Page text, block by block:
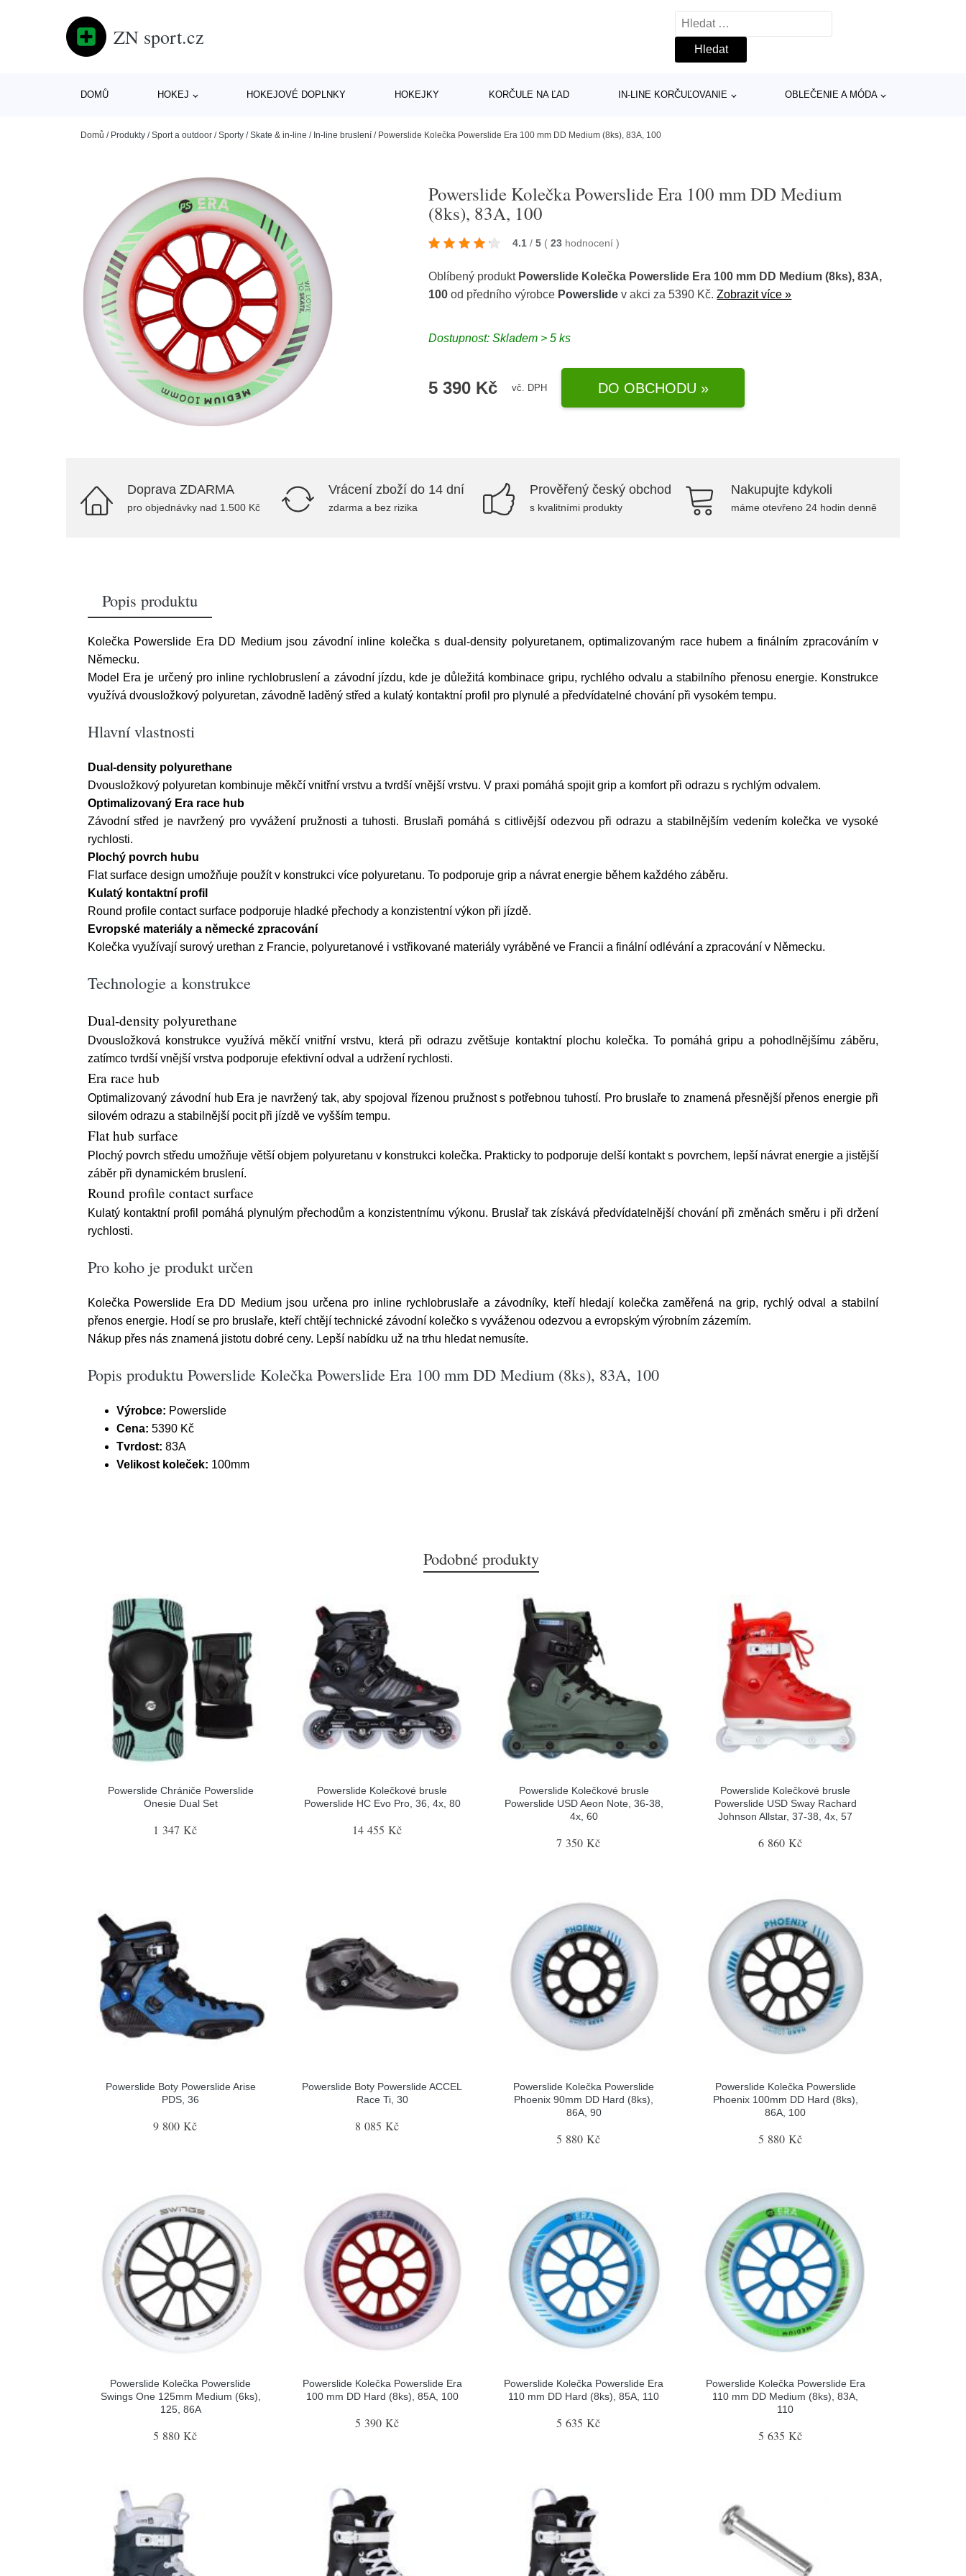
ZN sport.cz
Vyhledávání
DOMŮ HOKEJ HOKEJOVÉ DOPLNKY HOKEJKY KORČULE NA ĽAD IN-LINE KORČUĽOVANIE OBLEČENIE A MÓDA
Domů / Produkty /Sport a outdoor /Sporty /Skate & in-line / In-line bruslení / Powerslide Kolečka Powerslide Era 100 mm DD Medium (8ks), 83A, 100
Powerslide Kolečka Powerslide Era 100 mm DD Medium
(8ks), 83A, 100
4.1 / 5 ( 23 hodnocení)
Oblíbený produkt Powerslide Kolečka Powerslide Era 100 mm DD Medium (8ks), 83A,
100 od předního výrobce Powerslide v akci za 5390 Kč.Zobrazit více »
Dostupnost: Skladem > 5 ks
5 390 Kč vč. DPH DO OBCHODU »
Doprava ZDARMA
pro objednávky nad 1.500 Kč
Vrácení zboží do 14 dní
zdarma a bez rizika
Prověřený český obchod
s kvalitními produkty
Nakupujte kdykoli
máme otevřeno 24 hodin denně
Popis produktu
Kolečka Powerslide Era DD Medium jsou závodní inline kolečka s dual-density polyuretanem, optimalizovaným race hubem a finálním zpracováním v
Německu.
Model Era je určený pro inline rychlobruslení a závodní jízdu, kde je důležitá kombinace gripu, rychlého odvalu a stabilního přenosu energie. Konstrukce
využívá dvousložkový polyuretan, závodně laděný střed a kulatý kontaktní profil pro plynulé a předvídatelné chování při vysokém tempu.
Hlavní vlastnosti
Dual-density polyurethane
Dvousložkový polyuretan kombinuje měkčí vnitřní vrstvu a tvrdší vnější vrstvu. V praxi pomáhá spojit grip a komfort při odrazu s rychlým odvalem.
Optimalizovaný Era race hub
Závodní střed je navržený pro vyvážení pružnosti a tuhosti. Bruslaři pomáhá s citlivější odezvou při odrazu a stabilnějším vedením kolečka ve vysoké
rychlosti.
Plochý povrch hubu
Flat surface design umožňuje použít v konstrukci více polyuretanu. To podporuje grip a návrat energie během každého záběru.
Kulatý kontaktní profil
Round profile contact surface podporuje hladké přechody a konzistentní výkon při jízdě.
Evropské materiály a německé zpracování
Kolečka využívají surový urethan z Francie, polyuretanové i vstřikované materiály vyráběné ve Francii a finální odlévání a zpracování v Německu.
Technologie a konstrukce
Dual-density polyurethane
Dvousložková konstrukce využívá měkčí vnitřní vrstvu, která při odrazu zvětšuje kontaktní plochu kolečka. To pomáhá gripu a pohodlnějšímu záběru,
zatímco tvrdší vnější vrstva podporuje efektivní odval a udržení rychlosti.
Era race hub
Optimalizovaný závodní hub Era je navržený tak, aby spojoval řízenou pružnost s potřebnou tuhostí. Pro bruslaře to znamená přesnější přenos energie při
silovém odrazu a stabilnější pocit při jízdě ve vyšším tempu.
Flat hub surface
Plochý povrch středu umožňuje větší objem polyuretanu v konstrukci kolečka. Prakticky to podporuje delší kontakt s povrchem, lepší návrat energie a jistější
záběr při dynamickém bruslení.
Round profile contact surface
Kulatý kontaktní profil pomáhá plynulým přechodům a konzistentnímu výkonu. Bruslař tak získává předvídatelnější chování při změnách směru i při držení
rychlosti.
Pro koho je produkt určen
Kolečka Powerslide Era DD Medium jsou určena pro inline rychlobruslaře a závodníky, kteří hledají kolečka zaměřená na grip, rychlý odval a stabilní
přenos energie. Hodí se pro bruslaře, kteří chtějí technické závodní kolečko s vyváženou odezvou a evropským výrobním zázemím.
Nákup přes nás znamená jistotu dobré ceny. Lepší nabídku už na trhu hledat nemusíte.
Popis produktu Powerslide Kolečka Powerslide Era 100 mm DD Medium (8ks), 83A, 100
Výrobce: Powerslide
Cena: 5390 Kč
Tvrdost: 83A
Velikost koleček: 100mm
Podobné produkty
Powerslide Chrániče Powerslide
Onesie Dual Set
1 347 Kč
Powerslide Kolečkové brusle
Powerslide HC Evo Pro, 36, 4x, 80
14 455 Kč
Powerslide Kolečkové brusle
Powerslide USD Aeon Note, 36-38,
4x, 60
7 350 Kč
Powerslide Kolečkové brusle
Powerslide USD Sway Rachard
Johnson Allstar, 37-38, 4x, 57
6 860 Kč
Powerslide Boty Powerslide Arise
PDS, 36
9 800 Kč
Powerslide Boty Powerslide ACCEL
Race Ti, 30
8 085 Kč
Powerslide Kolečka Powerslide
Phoenix 90mm DD Hard (8ks),
86A, 90
5 880 Kč
Powerslide Kolečka Powerslide
Phoenix 100mm DD Hard (8ks),
86A, 100
5 880 Kč
Powerslide Kolečka Powerslide
Swings One 125mm Medium (6ks),
125, 86A
5 880 Kč
Powerslide Kolečka Powerslide Era
100 mm DD Hard (8ks), 85A, 100
5 390 Kč
Powerslide Kolečka Powerslide Era
110 mm DD Hard (8ks), 85A, 110
5 635 Kč
Powerslide Kolečka Powerslide Era
110 mm DD Medium (8ks), 83A,
110
5 635 Kč